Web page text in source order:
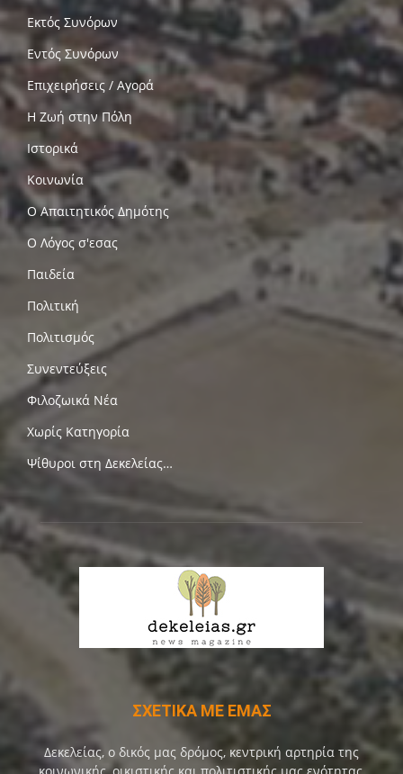
Εκτός Συνόρων
Εντός Συνόρων
Επιχειρήσεις / Αγορά
Η Ζωή στην Πόλη
Ιστορικά
Κοινωνία
Ο Απαιτητικός Δημότης
Ο Λόγος σ'εσας
Παιδεία
Πολιτική
Πολιτισμός
Συνεντεύξεις
Φιλοζωικά Νέα
Χωρίς Κατηγορία
Ψίθυροι στη Δεκελείας…
ΣΧΕΤΙΚΑ ΜΕ ΕΜΑΣ
Δεκελείας, ο δικός μας δρόμος, κεντρική αρτηρία της